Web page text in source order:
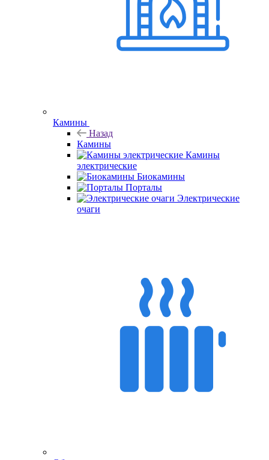
Камины
Назад
Камины
Камины
электрические
Биокамины
Порталы
Электрические
очаги